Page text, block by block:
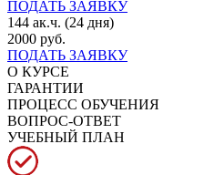
ПОДАТЬ ЗАЯВКУ
144 ак.ч. (24 дня)
2000 руб.
ПОДАТЬ ЗАЯВКУ
О КУРСЕ
ГАРАНТИИ
ПРОЦЕСС ОБУЧЕНИЯ
ВОПРОС-ОТВЕТ
УЧЕБНЫЙ ПЛАН